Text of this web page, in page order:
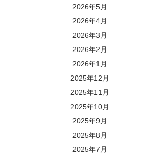
2026年5月
2026年4月
2026年3月
2026年2月
2026年1月
2025年12月
2025年11月
2025年10月
2025年9月
2025年8月
2025年7月